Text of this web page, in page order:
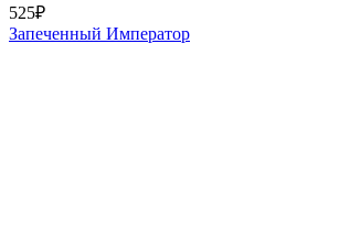
525₽
Запеченный Император